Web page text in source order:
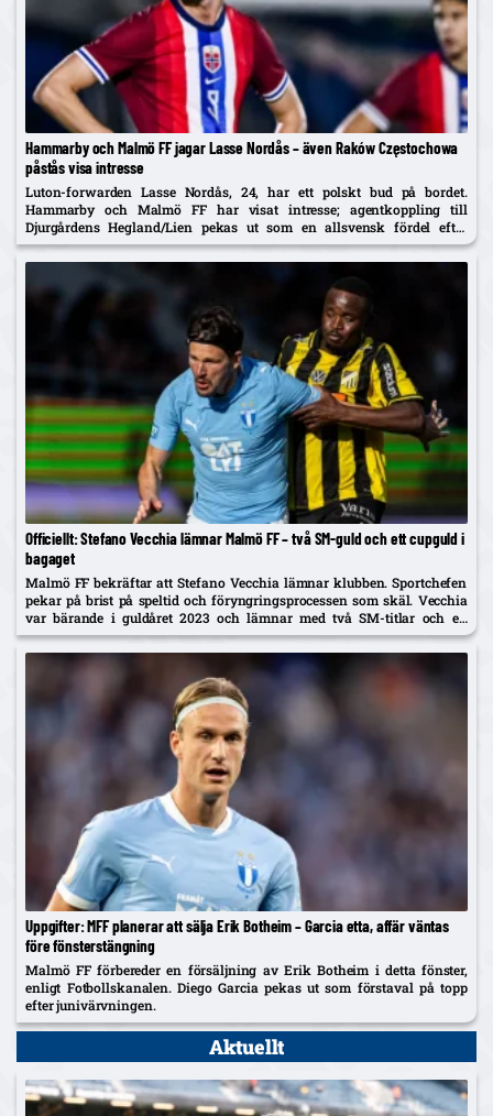
Hammarby och Malmö FF jagar Lasse Nordås – även Raków Częstochowa
påstås visa intresse
Luton-forwarden Lasse Nordås, 24, har ett polskt bud på bordet.
Hammarby och Malmö FF har visat intresse; agentkoppling till
Djurgårdens Hegland/Lien pekas ut som en allsvensk fördel efter
norrmannens succélån i Heerenveen.
Officiellt: Stefano Vecchia lämnar Malmö FF – två SM-guld och ett cupguld i
bagaget
Malmö FF bekräftar att Stefano Vecchia lämnar klubben. Sportchefen
pekar på brist på speltid och föryngringsprocessen som skäl. Vecchia
var bärande i guldåret 2023 och lämnar med två SM-titlar och ett
cupguld.
Uppgifter: MFF planerar att sälja Erik Botheim – Garcia etta, affär väntas
före fönsterstängning
Malmö FF förbereder en försäljning av Erik Botheim i detta fönster,
enligt Fotbollskanalen. Diego Garcia pekas ut som förstaval på topp
efter junivärvningen.
Aktuellt